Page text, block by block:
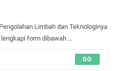
Limbah dan Teknologinya
form dibawah ...
GO